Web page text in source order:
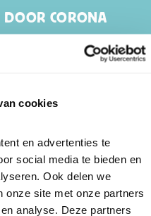
cookies
en advertenties te
social media te bieden en
Ook delen we
onze site met onze partners
analyse. Deze partners
CORONA
is, leer je wat een